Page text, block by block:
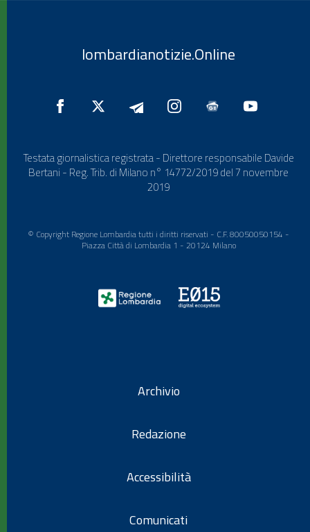
lombardianotizie.Online
Testata giornalistica registrata - Direttore responsabile Davide
Bertani - Reg. Trib. di Milano n° 14772/2019 del 7 novembre
2019
© Copyright Regione Lombardia tutti i diritti riservati - C.F. 80050050154 -
Piazza Città di Lombardia 1 - 20124 Milano
Archivio
Redazione
Accessibilità
Comunicati